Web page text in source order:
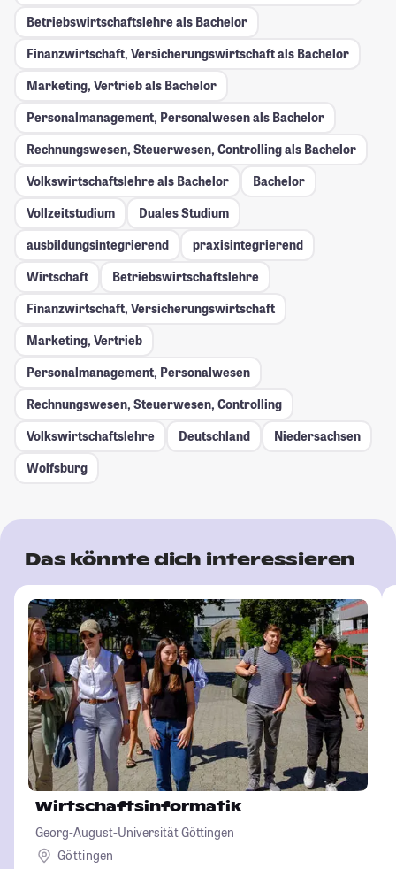
Betriebswirtschaftslehre als Bachelor
Finanzwirtschaft, Versicherungswirtschaft als Bachelor
Marketing, Vertrieb als Bachelor
Personalmanagement, Personalwesen als Bachelor
Rechnungswesen, Steuerwesen, Controlling als Bachelor
Volkswirtschaftslehre als Bachelor
Bachelor
Vollzeitstudium
Duales Studium
ausbildungsintegrierend
praxisintegrierend
Wirtschaft
Betriebswirtschaftslehre
Finanzwirtschaft, Versicherungswirtschaft
Marketing, Vertrieb
Personalmanagement, Personalwesen
Rechnungswesen, Steuerwesen, Controlling
Volkswirtschaftslehre
Deutschland
Niedersachsen
Wolfsburg
Das könnte dich interessieren
Wirtschaftsinformatik
Georg-August-Universität Göttingen
Göttingen